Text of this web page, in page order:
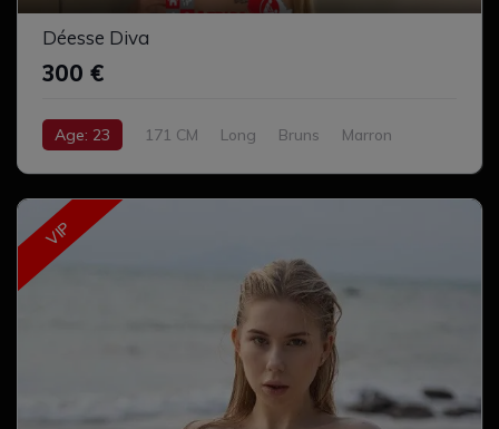
Déesse Diva
300 €
Age: 23 171 CM Long Bruns
Marron
VIP